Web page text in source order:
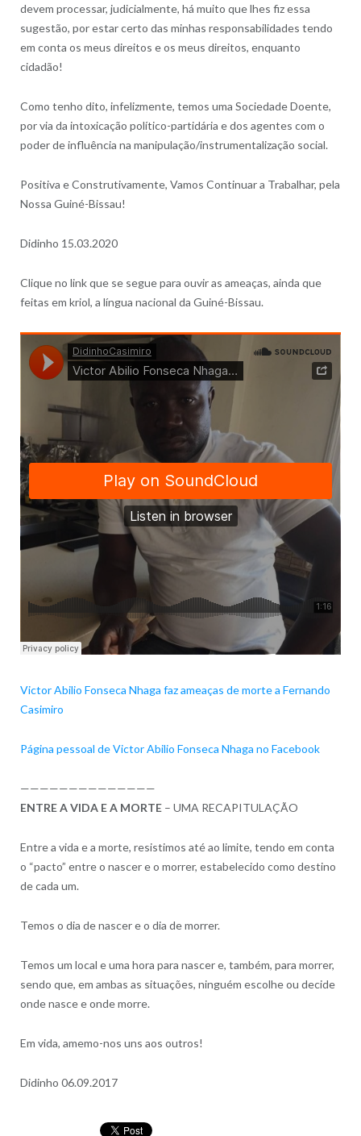
devem processar, judicialmente, há muito que lhes fiz essa
sugestão, por estar certo das minhas responsabilidades tendo
em conta os meus direitos e os meus direitos, enquanto
cidadão!
Como tenho dito, infelizmente, temos uma Sociedade Doente,
por via da intoxicação político-partidária e dos agentes com o
poder de influência na manipulação/instrumentalização social.
Positiva e Construtivamente, Vamos Continuar a Trabalhar, pela
Nossa Guiné-Bissau!
Didinho 15.03.2020
Clique no link que se segue para ouvir as ameaças, ainda que
feitas em kriol, a língua nacional da Guiné-Bissau.
Victor Abilio Fonseca Nhaga faz ameaças de morte a Fernando
Casimiro
Página pessoal de Victor Abilio Fonseca Nhaga no Facebook
——————————————
ENTRE A VIDA E A MORTE– UMA RECAPITULAÇÃO
Entre a vida e a morte, resistimos até ao limite, tendo em conta
o “pacto” entre o nascer e o morrer, estabelecido como destino
de cada um.
Temos o dia de nascer e o dia de morrer.
Temos um local e uma hora para nascer e, também, para morrer,
sendo que, em ambas as situações, ninguém escolhe ou decide
onde nasce e onde morre.
Em vida, amemo-nos uns aos outros!
Didinho 06.09.2017